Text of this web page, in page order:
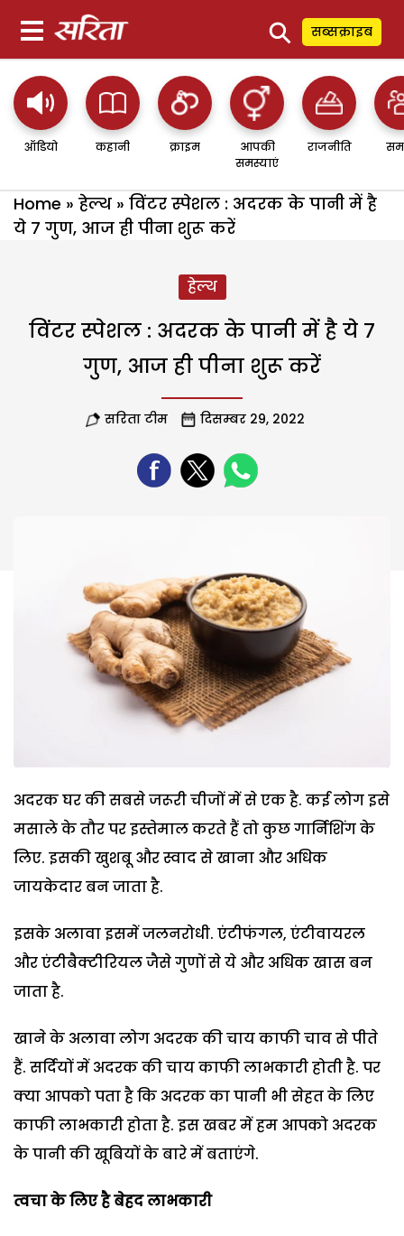
⚲ सब्सक्राइब
ऑडियो कहानी क्राइम
आपकी
समस्याएं
राजनीति
Home » हेल्थ » विंटर स्पेशल : अदरक के पानी में है
ये 7 गुण, आज ही पीना शुरू करें
हेल्थ
विंटर स्पेशल : अदरक के पानी में है ये 7
गुण, आज ही पीना शुरू करें
सरिता टीम दिसम्बर 29, 2022
अदरक घर की सबसे जरूरी चीजों में से एक है. कई लोग इसे
मसाले के तौर पर इस्तेमाल करते हैं तो कुछ गार्निशिंग के
लिए. इसकी खुशबू और स्वाद से खाना और अधिक
जायकेदार बन जाता है.
इसके अलावा इसमें जलनरोधी. एंटीफंगल, एंटीवायरल
और एंटीबैक्टीरियल जैसे गुणों से ये और अधिक खास बन
जाता है.
खाने के अलावा लोग अदरक की चाय काफी चाव से पीते
हैं. सर्दियों में अदरक की चाय काफी लाभकारी होती है. पर
क्या आपको पता है कि अदरक का पानी भी सेहत के लिए
काफी लाभकारी होता है. इस खबर में हम आपको अदरक
के पानी की खूबियों के बारे में बताएंगे.
त्वचा के लिए है बेहद लाभकारी